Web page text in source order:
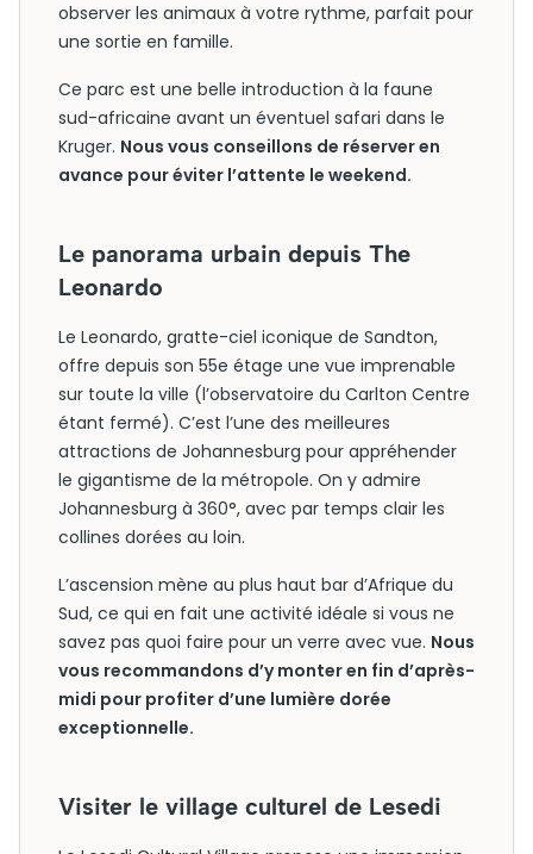
observer les animaux à votre rythme, parfait pour
une sortie en famille.
Ce parc est une belle introduction à la faune
sud-africaine avant un éventuel safari dans le
Kruger. Nous vous conseillons de réserver en
avance pour éviter l’attente le weekend.
Le panorama urbain depuis The
Leonardo
Le Leonardo, gratte-ciel iconique de Sandton,
offre depuis son 55e étage une vue imprenable
sur toute la ville (l’observatoire du Carlton Centre
étant fermé). C’est l’une des meilleures
attractions de Johannesburg pour appréhender
le gigantisme de la métropole. On y admire
Johannesburg à 360°, avec par temps clair les
collines dorées au loin.
L’ascension mène au plus haut bar d’Afrique du
Sud, ce qui en fait une activité idéale si vous ne
savez pas quoi faire pour un verre avec vue. Nous
vous recommandons d’y monter en fin d’après-
midi pour profiter d’une lumière dorée
exceptionnelle.
Visiter le village culturel de Lesedi